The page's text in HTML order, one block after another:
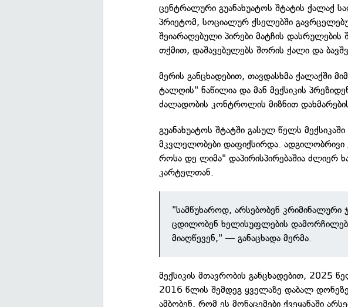
ცენტრალური გუანახუატოს შტატის ქალაქ
პრიეტომ, სოციალურ ქსელებში
შეიარაღებული პირები მატჩის დასრულების
თქმით, დაშავებულებს შორის ქალი და
მერის განცხადებით, თავდასხმა ქალაქში
ტალღის" ნაწილია და მან მექსიკის
ძალადობის კონტროლის მიზნით
გუანახუატოს შტატში გასულ წელს
მკვლელობები დაფიქსირდა. ადგილობრივი
როსა დე ლიმა" დაპირისპირებაშია ძლიერ
კარტელთან.
"სამწუხაროდ, არსებობენ კრიმინალური
ცდილობენ ხელისუფლების
მიაღწევენ," — განაცხადა მერმა.
მექსიკის მთავრობის განცხადებით, 2025
2016 წლის შემდეგ ყველაზე დაბალ
ამბობენ, რომ ეს მონაცემები ქვეყანაში